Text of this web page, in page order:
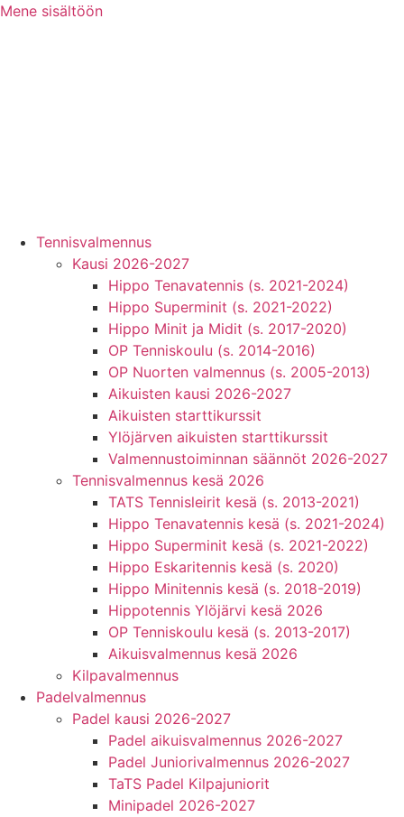
Mene sisältöön
Tennisvalmennus
Kausi 2026-2027
Hippo Tenavatennis (s. 2021-2024)
Hippo Superminit (s. 2021-2022)
Hippo Minit ja Midit (s. 2017-2020)
OP Tenniskoulu (s. 2014-2016)
OP Nuorten valmennus (s. 2005-2013)
Aikuisten kausi 2026-2027
Aikuisten starttikurssit
Ylöjärven aikuisten starttikurssit
Valmennustoiminnan säännöt 2026-2027
Tennisvalmennus kesä 2026
TATS Tennisleirit kesä (s. 2013-2021)
Hippo Tenavatennis kesä (s. 2021-2024)
Hippo Superminit kesä (s. 2021-2022)
Hippo Eskaritennis kesä (s. 2020)
Hippo Minitennis kesä (s. 2018-2019)
Hippotennis Ylöjärvi kesä 2026
OP Tenniskoulu kesä (s. 2013-2017)
Aikuisvalmennus kesä 2026
Kilpavalmennus
Padelvalmennus
Padel kausi 2026-2027
Padel aikuisvalmennus 2026-2027
Padel Juniorivalmennus 2026-2027
TaTS Padel Kilpajuniorit
Minipadel 2026-2027